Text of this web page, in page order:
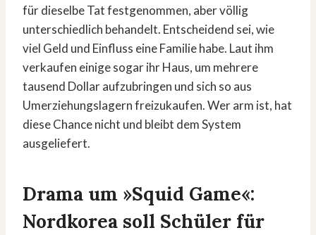
für dieselbe Tat festgenommen, aber völlig
unterschiedlich behandelt. Entscheidend sei, wie
viel Geld und Einfluss eine Familie habe. Laut ihm
verkaufen einige sogar ihr Haus, um mehrere
tausend Dollar aufzubringen und sich so aus
Umerziehungslagern freizukaufen. Wer arm ist, hat
diese Chance nicht und bleibt dem System
ausgeliefert.
Drama um »Squid Game«:
Nordkorea soll Schüler für